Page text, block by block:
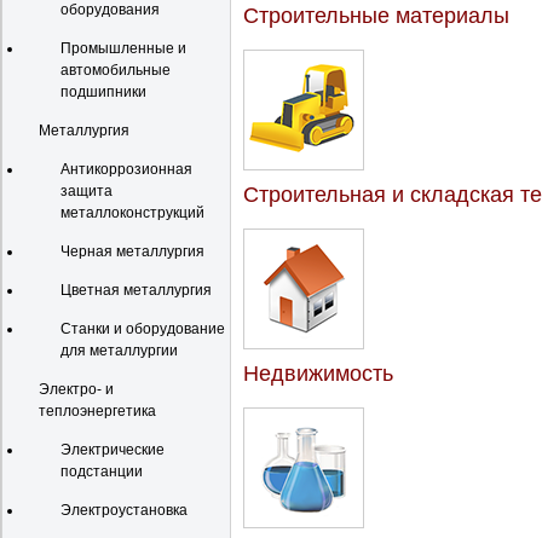
оборудования
Промышленные и
автомобильные
подшипники
Металлургия
Антикоррозионная
защита
металлоконструкций
Черная металлургия
Цветная металлургия
Станки и оборудование
для металлургии
Электро- и
теплоэнергетика
Электрические
подстанции
Электроустановка
Строительные материалы
Строительная и складская
Недвижимость